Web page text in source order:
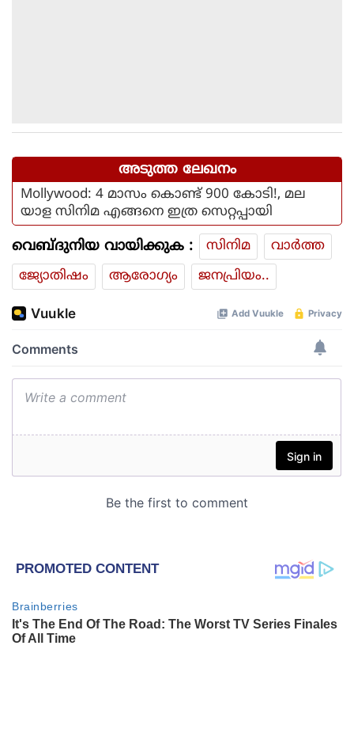
അടുത്ത ലേഖനം
Mollywood: 4 മാസം കൊണ്ട് 900 കോടി!, മല
യാള സിനിമ എങ്ങനെ ഇത്ര സെറ്റപ്പായി
വെബ്ദുനിയ വായിക്കുക : സിനിമ
വാര്‍ത്ത
ജ്യോതിഷം
ആരോഗ്യം ജനപ്രിയം..